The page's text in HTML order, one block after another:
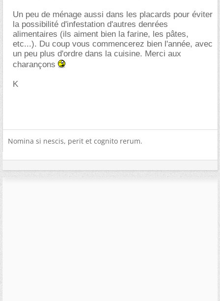
Un peu de ménage aussi dans les placards pour éviter
la possibilité d'infestation d'autres denrées
alimentaires (ils aiment bien la farine, les pâtes,
etc...). Du coup vous commencerez bien l'année, avec
un peu plus d'ordre dans la cuisine. Merci aux
charançons
K
Nomina si nescis, perit et cognito rerum.